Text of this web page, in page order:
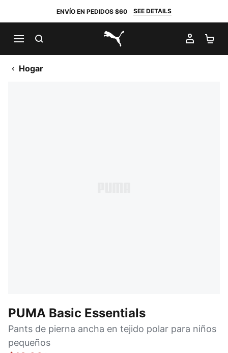
ENVÍO EN PEDIDOS $60 SEE DETAILS
PUMA.com
MI
Hogar
PUMA Basic Essentials
Pants de pierna ancha en tejido polar para niños
pequeños